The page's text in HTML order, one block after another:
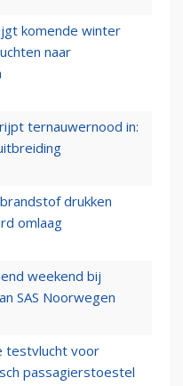
komende winter
naar
ternauwernood in:
drukken
omlaag
weekend bij
SAS Noorwegen
testvlucht voor
passagierstoestel